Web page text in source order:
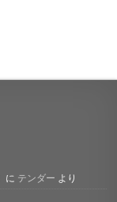
に テンダー より